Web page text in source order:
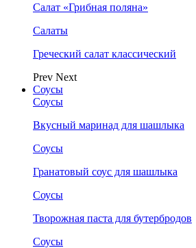
Салат «Грибная поляна»
Салаты
Греческий салат классический
Prev Next
Соусы
Соусы
Вкусный маринад для шашлыка
Соусы
Гранатовый соус для шашлыка
Соусы
Творожная паста для бутербродов
Соусы